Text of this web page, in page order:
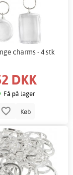
charms - 4 stk
DKK
Få på lager
Køb